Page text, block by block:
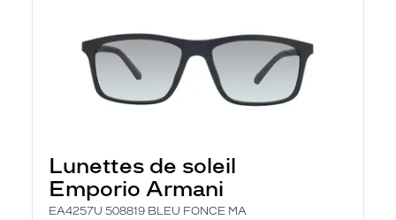
Lunettes de soleil
Emporio Armani
EA4257U 508819 BLEU FONCE MA